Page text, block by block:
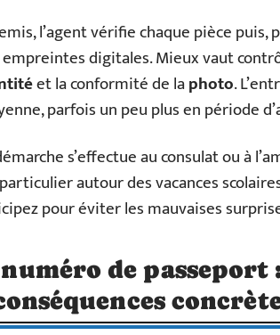
l’agent vérifie chaque pièce puis,
empreintes digitales. Mieux vaut
et la conformité de laphoto.
parfois un peu plus en période
s’effectue au consulat ou à
autour des vacances
pour éviter les mauvaises
de passeport